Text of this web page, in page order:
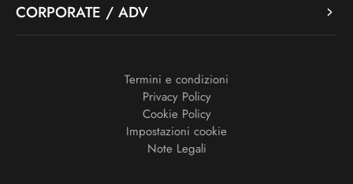
CORPORATE / ADV
Termini e condizioni
Privacy Policy
Cookie Policy
Impostazioni cookie
Note Legali